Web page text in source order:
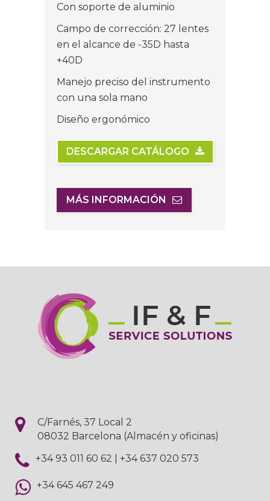
Con soporte de aluminio
Campo de corrección: 27 lentes
en el alcance de -35D hasta
+40D
Manejo preciso del instrumento
con una sola mano
Diseño ergonómico
DESCARGAR CATÁLOGO
MÁS INFORMACIÓN
C/Farnés, 37 Local 2
08032 Barcelona (Almacén y oficinas)
+34 93 011 60 62
+34 637 020 573
+34 645 467 249